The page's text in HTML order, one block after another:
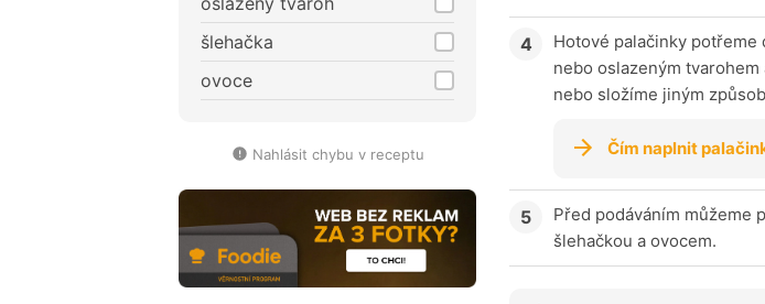
šlehačka
ovoce
Nahlásit chybu v receptu
Hotové palačinky potřeme
nebo oslazeným tvarohem
nebo složíme jiným
Čím naplnit
Před podáváním můžeme
šlehačkou a ovocem.